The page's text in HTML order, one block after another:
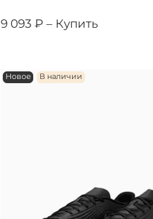
9 093 ₽ – Купить
Новое В наличии